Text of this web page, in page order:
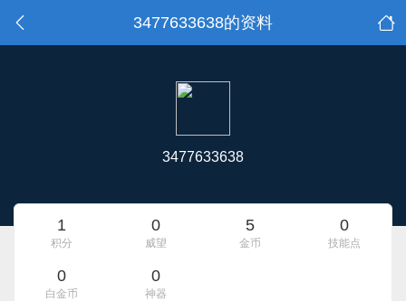
3477633638的资料
3477633638
1
积分
0
威望
5
金币
0
技能点
0
白金币
0
神器